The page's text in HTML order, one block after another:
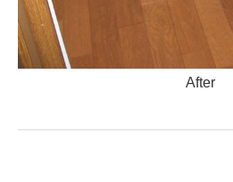
After